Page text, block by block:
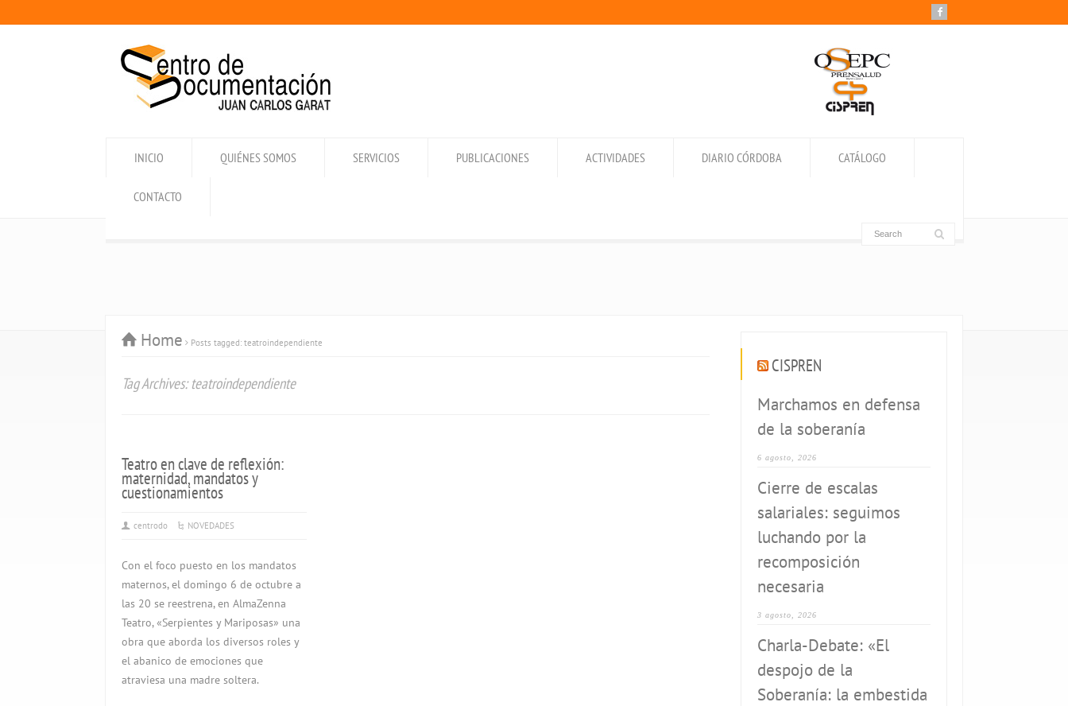
INICIO QUIÉNES SOMOS SERVICIOS PUBLICACIONES ACTIVIDADES DIARIO CÓRDOBA CATÁLOGO
CONTACTO
Home Posts tagged: teatroindependiente
Tag Archives: teatroindependiente
Teatro en clave de reflexión:
maternidad, mandatos y
cuestionamientos
centrodo NOVEDADES
Con el foco puesto en los mandatos
maternos, el domingo 6 de octubre a
las 20 se reestrena, en AlmaZenna
Teatro, «Serpientes y Mariposas» una
obra que aborda los diversos roles y
el abanico de emociones que
atraviesa una madre soltera.
CISPREN
Marchamos en defensa
de la soberanía
6 agosto, 2026
Cierre de escalas
salariales: seguimos
luchando por la
recomposición
necesaria
3 agosto, 2026
Charla-Debate: «El
despojo de la
Soberanía: la embestida